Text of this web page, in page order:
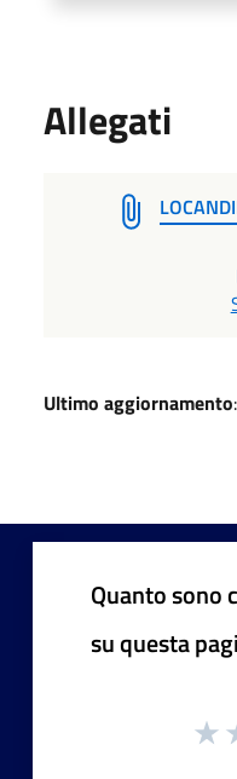
Allegati
Ultimo aggiornamento
Quanto sono
su questa